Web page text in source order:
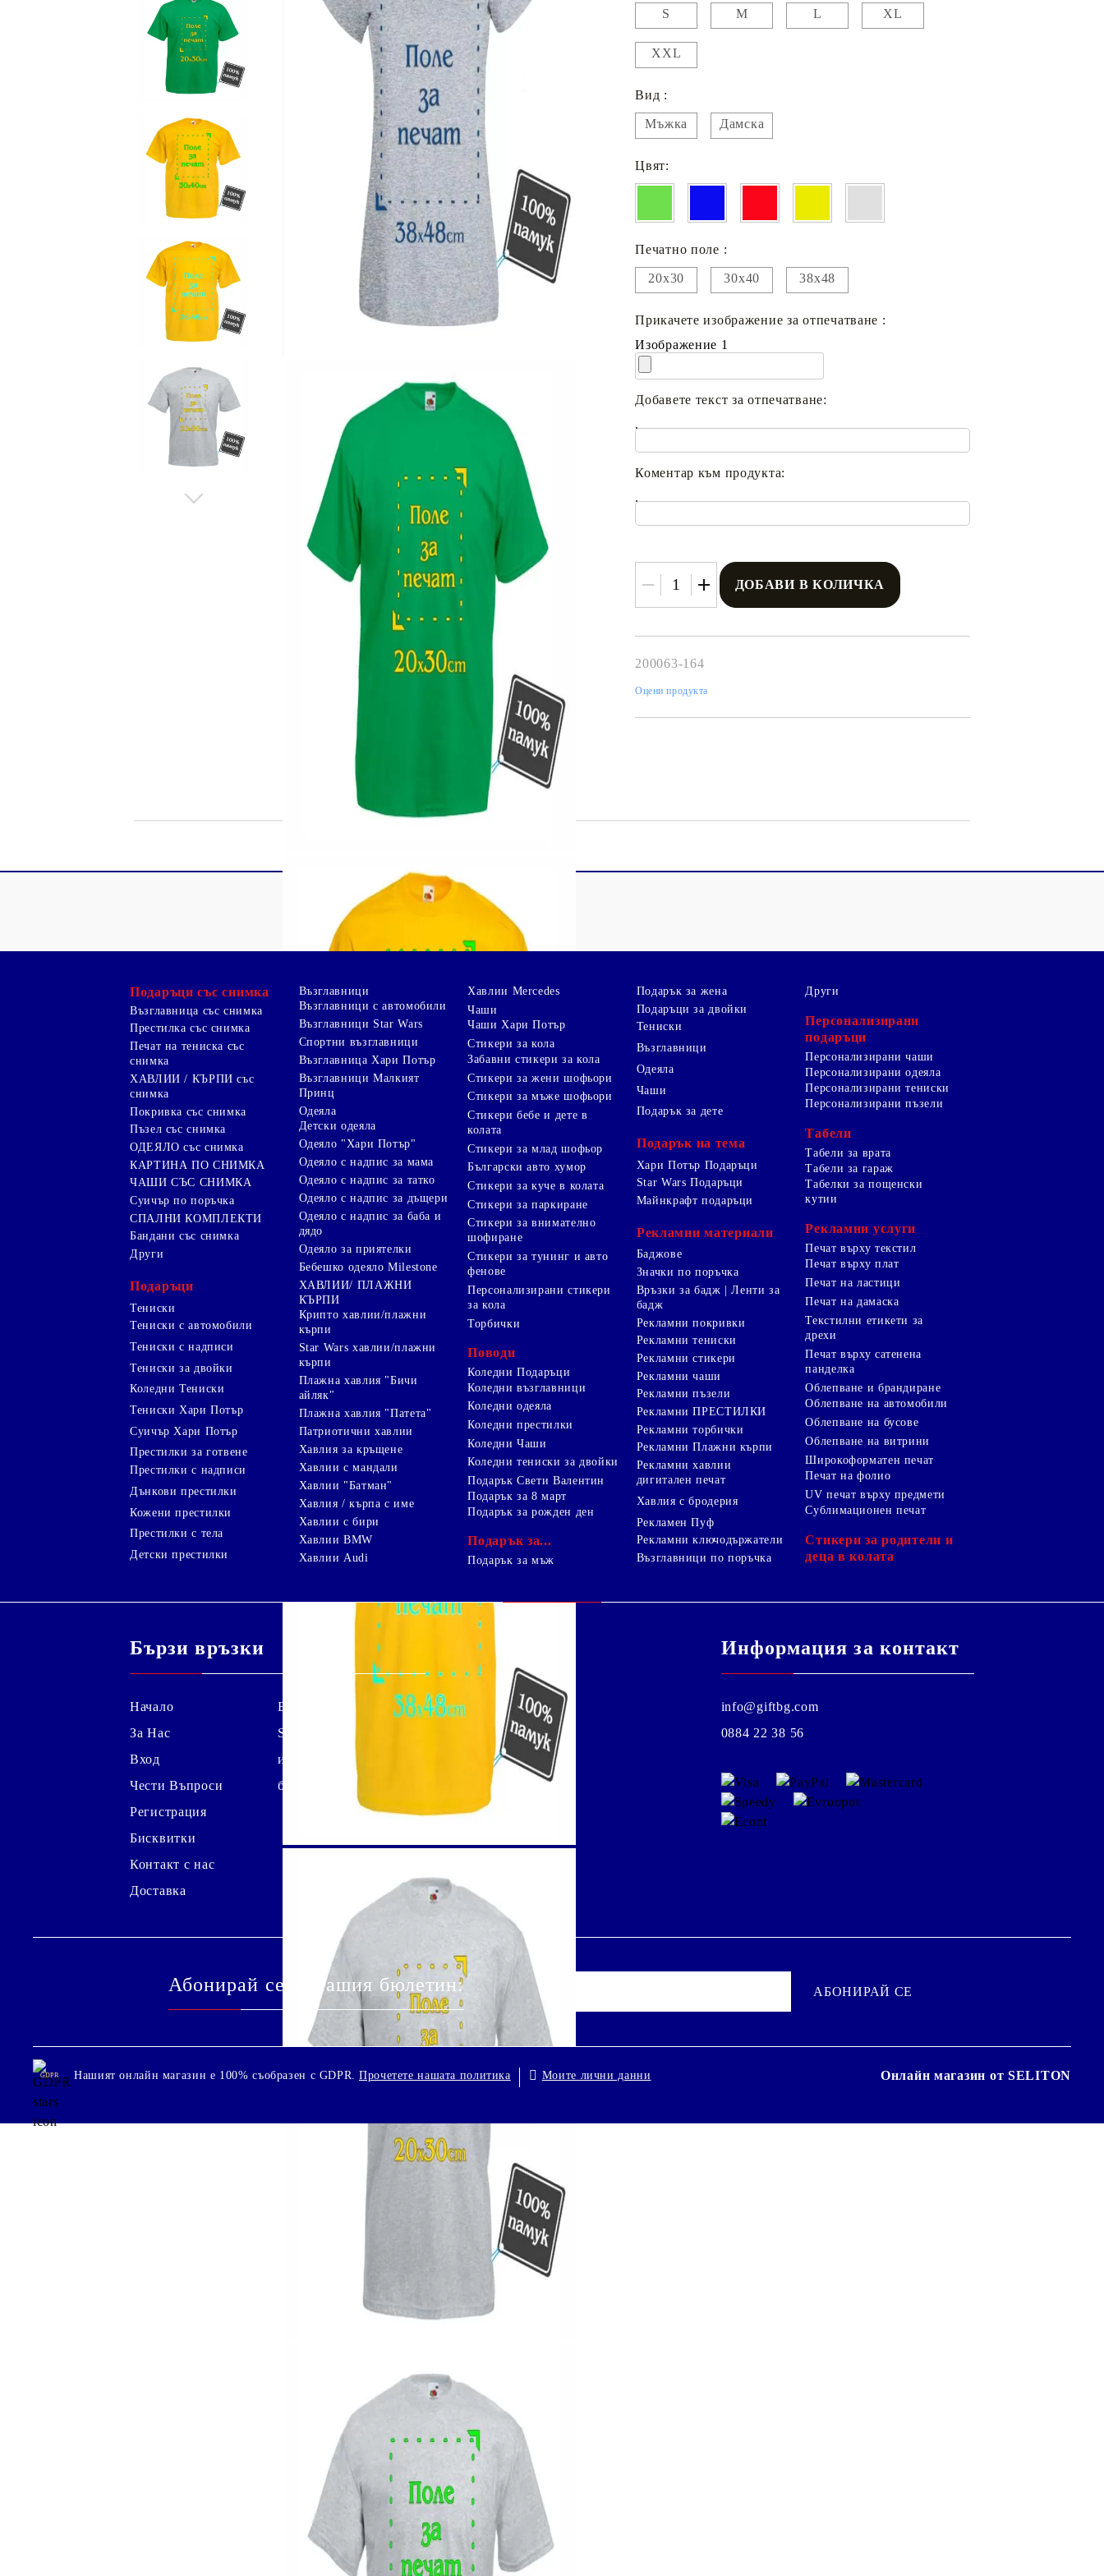
Рекламни тениски
Рекламни стикери
Рекламни чаши
Рекламни пъзели
Рекламни ПРЕСТИЛКИ
Рекламни торбички
Рекламни Плажни кърпи
Рекламен Пуф
Рекламни ключодържатели
Възглавници по поръчка
UV печат върху предмети
Сублимационен печат
Tweet
S M L XL
XXL
Вид :
Мъжка Дамска
Цвят:
Печатно поле :
20х30 30х40 38х48
Прикачете изображение за отпечатване :
Изображение 1
Добавете текст за отпечатване:
.
Коментар към продукта:
.
200063-164
Оцени продукта
Подаръци със снимка
Възглавница със снимка
Престилка със снимка
Печат на тениска със
снимка
ХАВЛИИ / КЪРПИ със
снимка
Покривка със снимка
Пъзел със снимка
ОДЕЯЛО със снимка
КАРТИНА ПО СНИМКА
ЧАШИ СЪС СНИМКА
Суичър по поръчка
СПАЛНИ КОМПЛЕКТИ
Бандани със снимка
Други
Подаръци
Тениски
Тениски с автомобили
Тениски с надписи
Тениски за двойки
Коледни Тениски
Тениски Хари Потър
Суичър Хари Потър
Престилки за готвене
Престилки с надписи
Дънкови престилки
Кожени престилки
Престилки с тела
Детски престилки
Възглавници
Възглавници с автомобили
Възглавници Star Wars
Спортни възглавници
Възглавница Хари Потър
Възглавници Малкият
Принц
Одеяла
Детски одеяла
Одеяло "Хари Потър"
Одеяло с надпис за мама
Одеяло с надпис за татко
Одеяло с надпис за дъщери
Одеяло с надпис за баба и
дядо
Одеяло за приятелки
Бебешко одеяло Milestone
ХАВЛИИ/ ПЛАЖНИ
КЪРПИ
Крипто хавлии/плажни
кърпи
Star Wars хавлии/плажни
кърпи
Плажна хавлия "Бичи
айляк"
Плажна хавлия "Патета"
Патриотични хавлии
Хавлия за кръщене
Хавлии с мандали
Хавлии "Батман"
Хавлия / кърпа с име
Хавлии с бири
Хавлии BMW
Хавлии Audi
Хавлии Mercedes
Чаши
Чаши Хари Потър
Стикери за кола
Забавни стикери за кола
Стикери за жени шофьори
Стикери за мъже шофьори
Стикери бебе и дете в
колата
Стикери за млад шофьор
Български авто хумор
Стикери за куче в колата
Стикери за паркиране
Стикери за внимателно
шофиране
Стикери за тунинг и авто
фенове
Персонализирани стикери
за кола
Торбички
Поводи
Коледни Подаръци
Коледни възглавници
Коледни одеяла
Коледни престилки
Коледни Чаши
Коледни тениски за двойки
Подарък Свети Валентин
Подарък за 8 март
Подарък за рожден ден
Подарък за...
Подарък за мъж
Подарък за жена
Подаръци за двойки
Тениски
Възглавници
Одеяла
Чаши
Подарък за дете
Подарък на тема
Хари Потър Подаръци
Star Wars Подаръци
Майнкрафт подаръци
Рекламни материали
Баджове
Значки по поръчка
Връзки за бадж | Ленти за
бадж
Рекламни покривки
Рекламни тениски
Рекламни стикери
Рекламни чаши
Рекламни пъзели
Рекламни ПРЕСТИЛКИ
Рекламни торбички
Рекламни Плажни кърпи
Рекламни хавлии
дигитален печат
Хавлия с бродерия
Рекламен Пуф
Рекламни ключодържатели
Възглавници по поръчка
Други
Персонализирани
подаръци
Персонализирани чаши
Персонализирани одеяла
Персонализирани тениски
Персонализирани пъзели
Табели
Табели за врата
Табели за гараж
Табелки за пощенски
кутии
Рекламни услуги
Печат върху текстил
Печат върху плат
Печат на ластици
Печат на дамаска
Текстилни етикети за
дрехи
Печат върху сатенена
панделка
Облепване и брандиране
Облепване на автомобили
Облепване на бусове
Облепване на витрини
Широкоформатен печат
Печат на фолио
UV печат върху предмети
Сублимационен печат
Стикери за родители и
деца в колата
Бързи връзки
Начало
За Нас
Вход
Чести Въпроси
Регистрация
Бисквитки
Контакт с нас
Доставка
Блог
Shutterstock
изображение
безплатно*
Информация за контакт
info@giftbg.com
0884 22 38 56
Абонирай се за нашия бюлетин:
GDPR Нашият онлайн магазин е 100% съобразен с GDPR. Прочетете нашата политика Моите лични данни Онлайн магазин от SELITON